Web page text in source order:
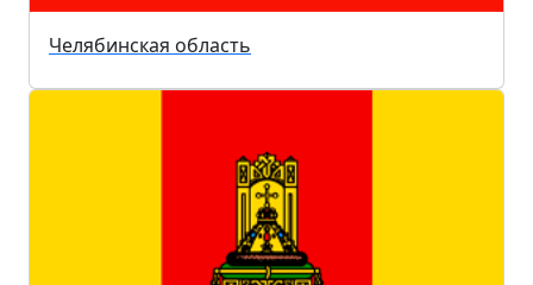
Челябинская область